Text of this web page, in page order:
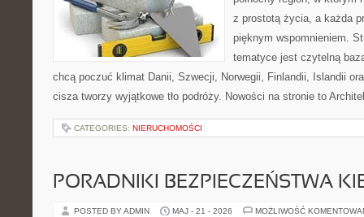
z prostotą życia, a każda
pięknym wspomnieniem.
tematyce jest czytelną
chcą poczuć klimat Danii, Szwecji, Norwegii, Finlandii, Islandii
cisza tworzy wyjątkowe tło podróży. Nowości na stronie to
CATEGORIES: NIERUCHOMOŚCI
PORADNIKI BEZPIECZEŃSTWA
POSTED BY ADMIN MAJ - 21 - 2026 MOŻLIWOŚĆ